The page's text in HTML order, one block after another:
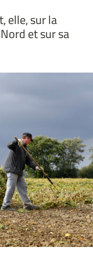
elle, sur la
et sur sa